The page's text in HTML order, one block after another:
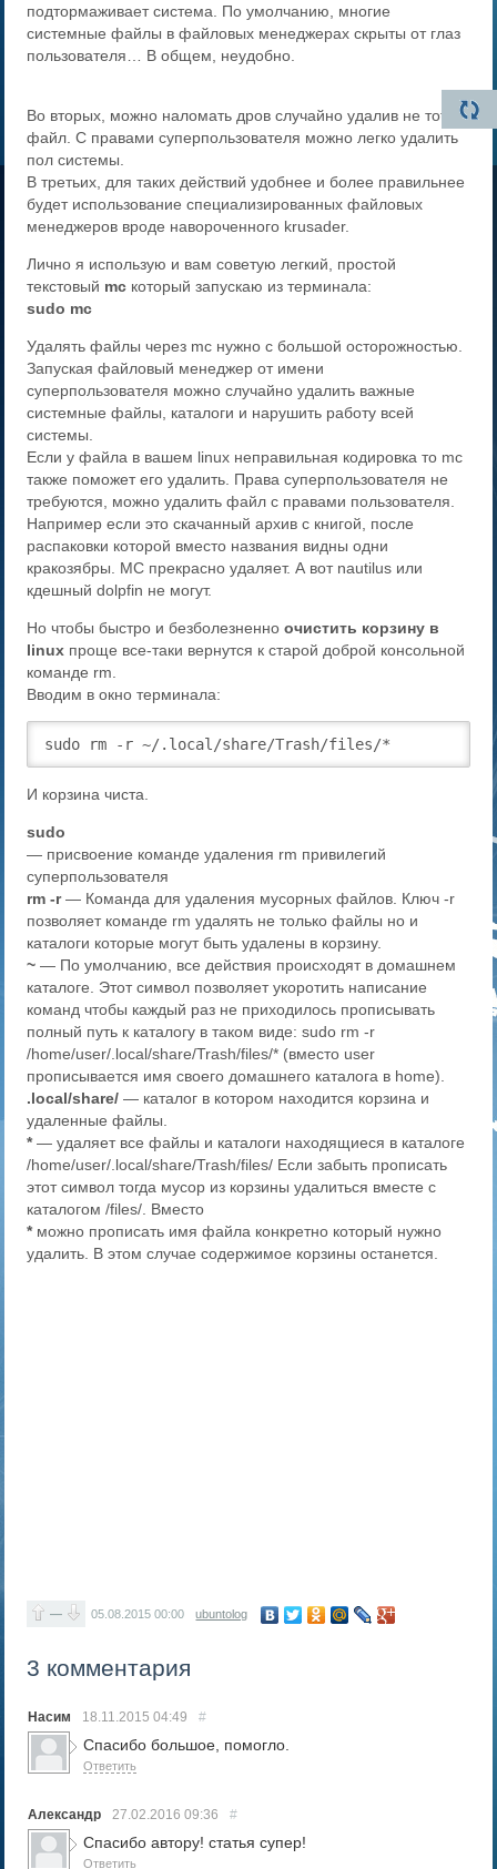
подтормаживает система. По умолчанию, многие
системные файлы в файловых менеджерах скрыты от глаз
пользователя… В общем, неудобно.
Во вторых, можно наломать дров случайно удалив не тот
файл. С правами суперпользователя можно легко удалить
пол системы.
В третьих, для таких действий удобнее и более правильнее
будет использование специализированных файловых
менеджеров вроде навороченного krusader.
Лично я использую и вам советую легкий, простой
текстовый mc который запускаю из терминала:
sudo mc
Удалять файлы через mc нужно с большой осторожностью.
Запуская файловый менеджер от имени
суперпользователя можно случайно удалить важные
системные файлы, каталоги и нарушить работу всей
системы.
Если у файла в вашем linux неправильная кодировка то mc
также поможет его удалить. Права суперпользователя не
требуются, можно удалить файл с правами пользователя.
Например если это скачанный архив с книгой, после
распаковки которой вместо названия видны одни
кракозябры. MC прекрасно удаляет. А вот nautilus или
кдешный dolpfin не могут.
Но чтобы быстро и безболезненноочистить корзину в
linux проще все-таки вернутся к старой доброй консольной
команде rm.
Вводим в окно терминала:
sudo rm -r ~/.local/share/Trash/files/*
И корзина чиста.
sudo
— присвоение команде удаления rm привилегий
суперпользователя
rm -r— Команда для удаления мусорных файлов. Ключ -r
позволяет команде rm удалять не только файлы но и
каталоги которые могут быть удалены в корзину.
~ — По умолчанию, все действия происходят в домашнем
каталоге. Этот символ позволяет укоротить написание
команд чтобы каждый раз не приходилось прописывать
полный путь к каталогу в таком виде: sudo rm -r
/home/user/.local/share/Trash/files/* (вместо user
прописывается имя своего домашнего каталога в home).
.local/share/ — каталог в котором находится корзина и
удаленные файлы.
*— удаляет все файлы и каталоги находящиеся в каталоге
/home/user/.local/share/Trash/files/ Если забыть прописать
этот символ тогда мусор из корзины удалиться вместе с
каталогом /files/. Вместо
*можно прописать имя файла конкретно который нужно
удалить. В этом случае содержимое корзины останется.
— 05.08.201500:00 ubuntolog
3 комментария
Насим 18.11.201504:49 #
Спасибо большое, помогло.
Ответить
Александр 27.02.201609:36 #
Спасибо автору! статья супер!
Ответить